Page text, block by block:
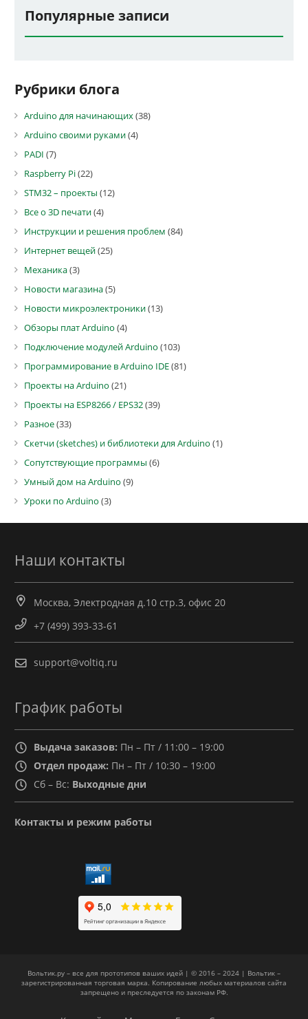
Популярные записи
Рубрики блога
Arduino для начинающих(38)
Arduino своими руками(4)
PADI (7)
Raspberry Pi(22)
STM32 – проекты (12)
Все о 3D печати(4)
Инструкции и решения проблем (84)
Интернет вещей(25)
Механика(3)
Новости магазина(5)
Новости микроэлектроники(13)
Обзоры плат Arduino (4)
Подключение модулей Arduino (103)
Программирование в Arduino IDE(81)
Проекты на Arduino (21)
Проекты на ESP8266 / EPS32(39)
Разное(33)
Скетчи (sketches) и библиотеки для Arduino (1)
Сопутствующие программы (6)
Умный дом на Arduino (9)
Уроки по Arduino (3)
Наши контакты
Москва, Электродная д.10 стр.3, офис 20
+7 (499) 393-33-61
support@voltiq.ru
График работы
Выдача заказов: Пн – Пт / 11:00 – 19:00
Отдел продаж: Пн – Пт / 10:30 – 19:00
Сб – Вс: Выходные дни
Контакты и режим работы
Вольтик.ру – все для прототипов ваших идей | © 2016 – 2024 | Вольтик –
зарегистрированная торговая марка. Копирование любых материалов сайта
запрещено и преследуется по законам РФ.